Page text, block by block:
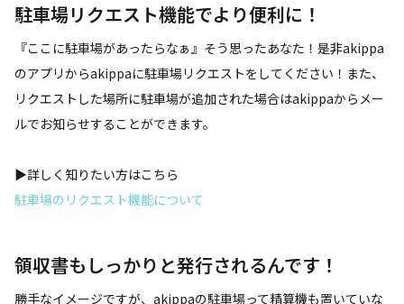
駐車場リクエスト機能でより便利に！
『ここに駐車場があったらなぁ』そう思ったあなた！是非akippa
のアプリからakippaに駐車場リクエストをしてください！また、
リクエストした場所に駐車場が追加された場合はakippaからメー
ルでお知らせすることができます。
▶詳しく知りたい方はこちら
駐車場のリクエスト機能について
領収書もしっかりと発行されるんです！
勝手なイメージですが、akippaの駐車場って精算機も置いていな